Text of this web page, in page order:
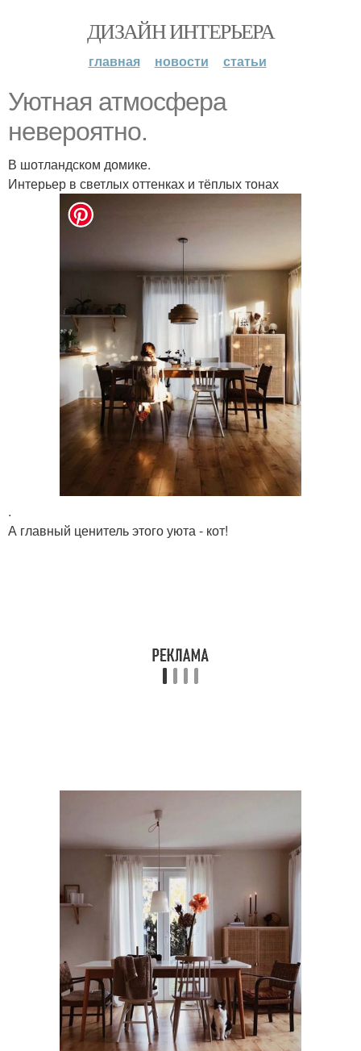
ДИЗАЙН ИНТЕРЬЕРА
главная новости статьи
Уютная атмосфера
невероятно.
В шотландском домике.
Интерьер в светлых оттенках и тёплых тонах
.
А главный ценитель этого уюта - кот!